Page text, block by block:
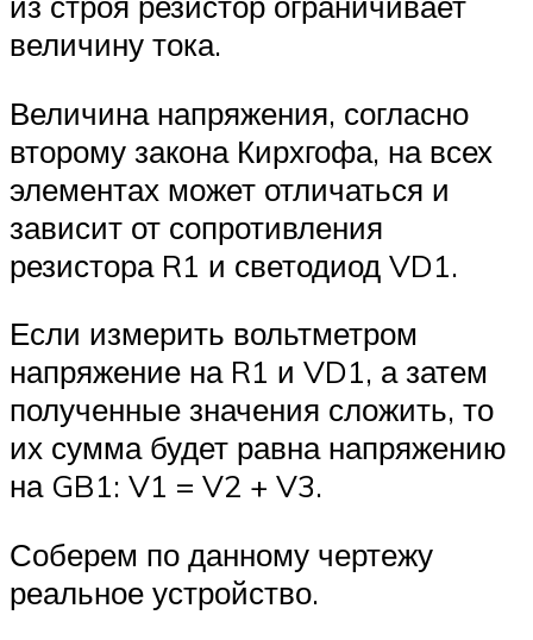
величину тока.
Величина напряжения, согласно
второму закона Кирхгофа, на всех
элементах может отличаться и
зависит от сопротивления
резистора R1 и светодиод VD1.
Если измерить вольтметром
напряжение на R1 и VD1, а затем
полученные значения сложить, то
их сумма будет равна напряжению
на GB1: V1 = V2 + V3.
Соберем по данному чертежу
реальное устройство.